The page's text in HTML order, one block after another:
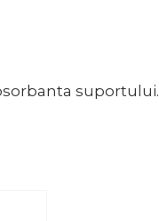
suportului.